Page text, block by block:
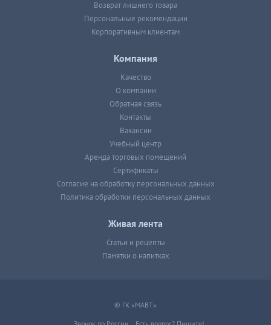
Возврат лишнего товара
Персональные рекомендации
Корпоративным клиентам
Компания
Качество
О компании
Обратная связь
Контакты
Вакансии
Учебный центр
Аренда торговых помещений
Сертификаты
Согласие на обработку персональных данных
Политика обработки персональных данных
Живая лента
Статьи и рецепты
Памятки о напитках
© ГК «МАВТ»